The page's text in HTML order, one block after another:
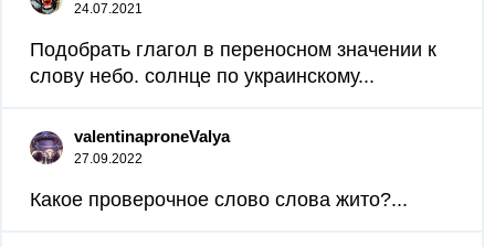
24.07.2021
Подобрать глагол в переносном значении к
слову небо. солнце по украинскому...
valentinaproneValya
27.09.2022
Какое проверочное слово слова жито?...